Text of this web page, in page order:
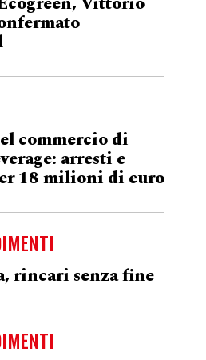
commercio di
arresti e
18 milioni di euro
rincari senza fine